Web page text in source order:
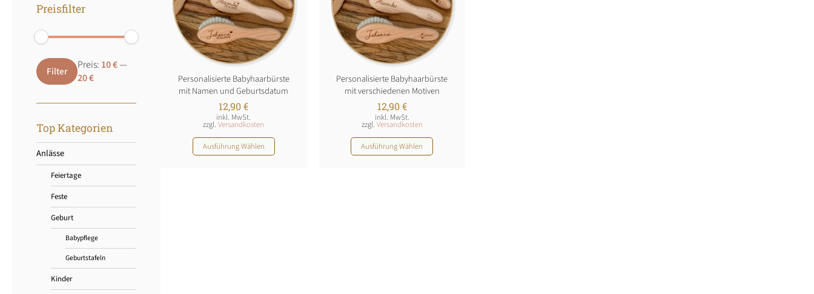
Preisfilter
Min.
Preis
Max.
PreisFilter Preis: 10 €—
20 €
Top Kategorien
Anlässe
Feiertage
Feste
Geburt
Babypflege
Geburtstafeln
Kinder
Personalisierte Babyhaarbürste
mit Namen und Geburtsdatum
12,90€
inkl. MwSt.
zzgl.Versandkosten
Ausführung Wählen
Dieses
Produkt
Personalisierte Babyhaarbürste
mit verschiedenen Motiven
12,90€
inkl. MwSt.
zzgl. Versandkosten
Ausführung Wählen
Dieses
Produkt